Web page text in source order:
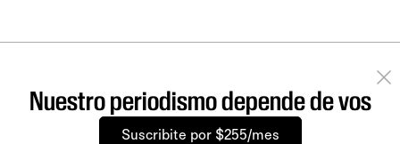
Nuestro periodismo depende de vos
Suscribite por $255/mes